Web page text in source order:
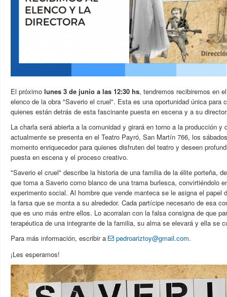
El próximo lunes 3 de junio a las 12:30 hs, tendremos recibiremos en
elenco de la obra "Saverio el cruel". Esta es una oportunidad única para
quienes están detrás de esta fascinante puesta en escena y a su
La charla será abierta a la comunidad y girará en torno a la producción y
actualmente se presenta en el Teatro Payró, San Martín 766, los
momento enriquecedor para quienes disfruten del teatro y deseen
puesta en escena y el proceso creativo.
"Saverio el cruel" describe la historia de una familia de la élite porteña,
que toma a Saverio como blanco de una trama burlesca, convirtiéndolo
experimento social. Al hombre que vende manteca se le asigna el papel
la farsa que se monta a su alrededor. Cada partícipe necesario de esa
que es uno más entre ellos. Lo acorralan con la falsa consigna de que
terapéutica de una integrante de la familia, su alma se elevará y ella se
Para más información, escribir a
pedroariztoy@gmail.com.
¡Les esperamos!